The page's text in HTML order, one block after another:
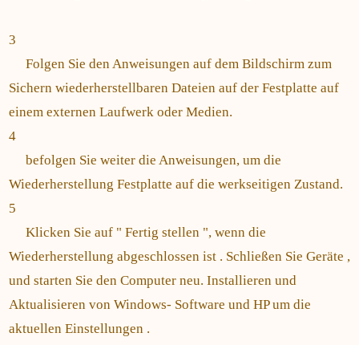
3
Folgen Sie den Anweisungen auf dem Bildschirm zum
Sichern wiederherstellbaren Dateien auf der Festplatte auf
einem externen Laufwerk oder Medien.
4
befolgen Sie weiter die Anweisungen, um die
Wiederherstellung Festplatte auf die werkseitigen Zustand.
5
Klicken Sie auf " Fertig stellen ", wenn die
Wiederherstellung abgeschlossen ist . Schließen Sie Geräte ,
und starten Sie den Computer neu. Installieren und
Aktualisieren von Windows- Software und HP um die
aktuellen Einstellungen .